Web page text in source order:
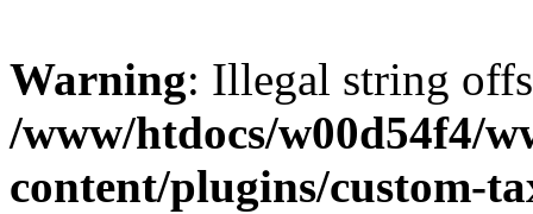
Warning: Illegal string
/www/htdocs/w00d54f4/
content/plugins/custom-